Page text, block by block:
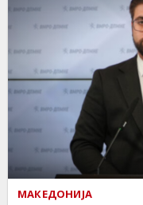
МАКЕДОНИЈА